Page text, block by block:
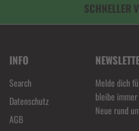
SCHNELLER
INFO
Search
Datenschutz
AGB
Melde dich
bleibe
Neue rund